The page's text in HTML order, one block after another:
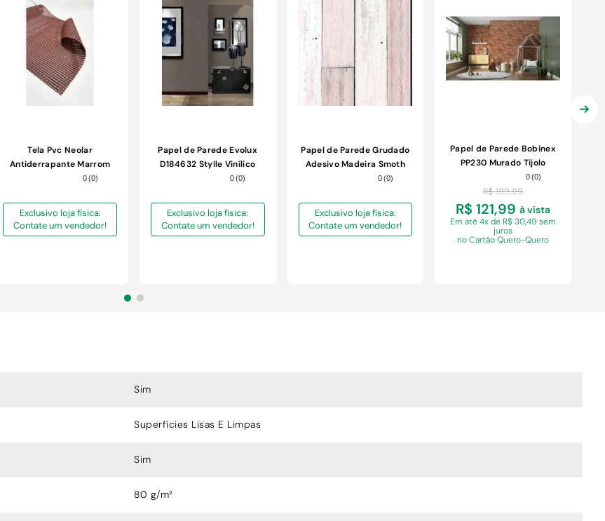
Tela Pvc Neolar
Antiderrapante Marrom
0 (0)
Exclusivo loja física:
Contate um vendedor!
Papel de Parede Evolux
D184632 Stylle Vinílico
0(0)
Exclusivo loja física:
Contate um vendedor!
Papel de Parede Grudado
Adesivo Madeira Smoth
45x280cm0(0)
Exclusivo loja física:
Contate um vendedor!
Papel de Parede Bobinex
PP230 Murado Tijolo
52x950 Marrom e
Vermelho
0 (0)
R$ 199,99
R$ 121,99 à vista
Ematé 4x de R$ 30,49 sem
juros
no Cartão Quero-Quero
Sim
Superfícies Lisas E Limpas
Sim
80 g/m²